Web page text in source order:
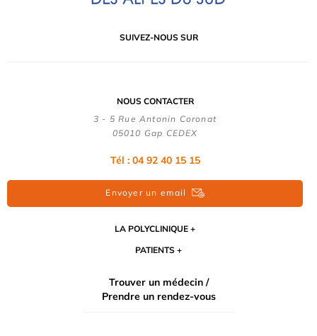
SUIVEZ-NOUS SUR
NOUS CONTACTER
3 - 5 Rue Antonin Coronat
05010 Gap CEDEX
Tél : 04 92 40 15 15
Envoyer un email
LA POLYCLINIQUE
PATIENTS
Trouver un médecin /
Prendre un rendez-vous